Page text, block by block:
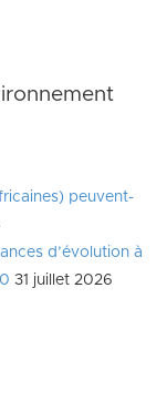
peuvent-
d’évolution à
31 juillet 2026